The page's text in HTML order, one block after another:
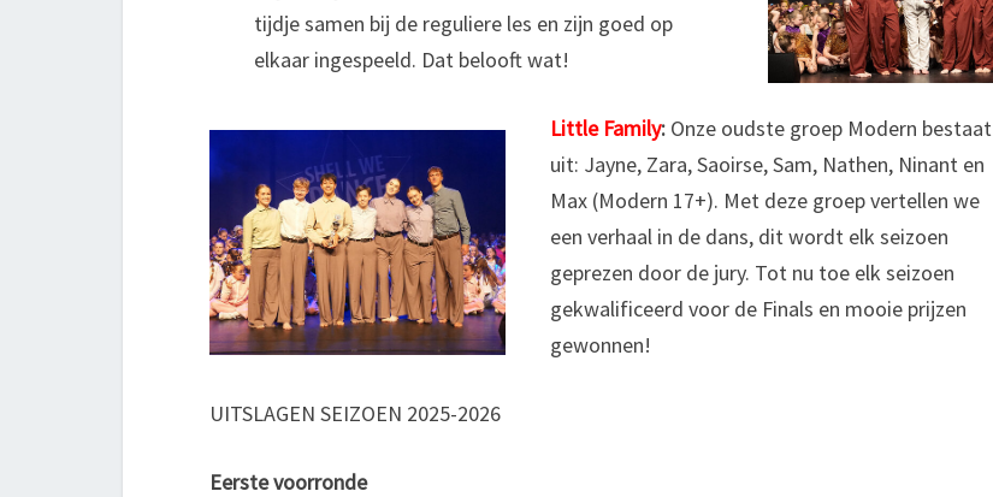
tijdje samen bij de reguliere les en zijn goed op
elkaar ingespeeld. Dat belooft wat!
Little Family:Onze oudste groep Modern bestaat
uit: Jayne, Zara, Saoirse, Sam, Nathen, Ninant en
Max (Modern 17+). Met deze groep vertellen we
een verhaal in de dans, dit wordt elk seizoen
geprezen door de jury. Tot nu toe elk seizoen
gekwalificeerd voor de Finals en mooie prijzen
gewonnen!
UITSLAGEN SEIZOEN 2025-2026
Eerste voorronde